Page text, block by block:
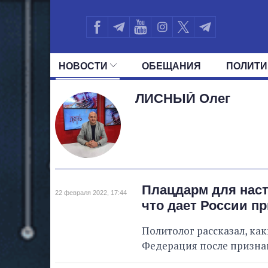
НОВОСТИ ОБЕЩАНИЯ
ВСЕ ПОЛИТИКИ ПРЕЗИДЕНТ И
ЛИСНЫЙ Олег
22 февраля 2022, 17:44
Плацдарм для
что дает России
Политолог рассказал,
Федерация после